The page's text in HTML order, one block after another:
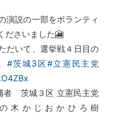
演説の一部をボランティ
ださいました🎦
だいて、選挙戦４日目の
#茨城3区#立憲民主党
者 茨城３区 立憲民主党
木かじおかひろ樹